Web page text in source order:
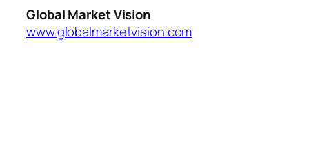
Global Market Vision
www.globalmarketvision.com